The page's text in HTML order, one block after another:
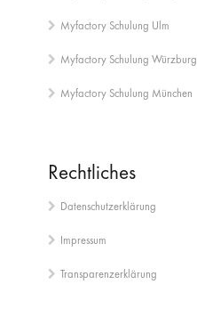
Myfactory Schulung Ulm
Myfactory Schulung Würzburg
Myfactory Schulung München
Rechtliches
Datenschutzerklärung
Impressum
Transparenzerklärung